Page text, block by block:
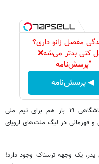
مفصل زانو داری؟
کنی بدتر می‌شه❌
"پرسش‌نامه"
◀ پرسش‌نامه
بن یدر علاوه بر سابقه درخشان در زمینه باشگاهی ۱۹ بار هم برای تیم‌ ملی
رفته که حاصل آن ۳ گل ملی و قهرمانی در لیگ ملت‌های اروپای
یک وجهه ترسناک وجود دارد!